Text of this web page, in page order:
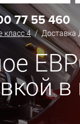
77 55 460
класс 4/ Доставка